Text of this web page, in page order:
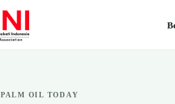
PALM OIL TODAY